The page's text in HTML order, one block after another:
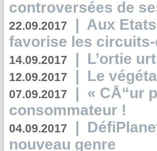
controversées de
22.09.2017 | Aux
favorise les
14.09.2017 | L’ortie
12.09.2017 | Le
07.09.2017 | « CÅ“ur
consommateur !
04.09.2017 |
nouveau genre